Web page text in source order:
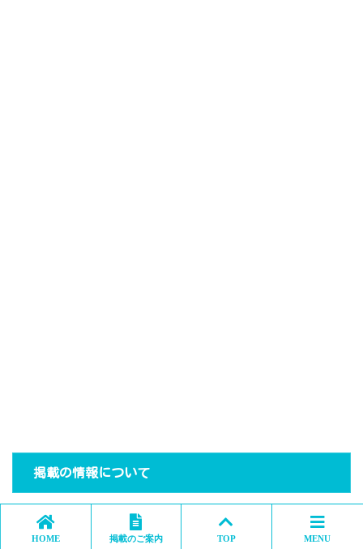
掲載の情報について
当サイトで掲載している施設情報は、都道府県、市区町村
等の行政機関等の公開情報やオープンデータや公示情報、
HOME 掲載のご案内 TOP MENU